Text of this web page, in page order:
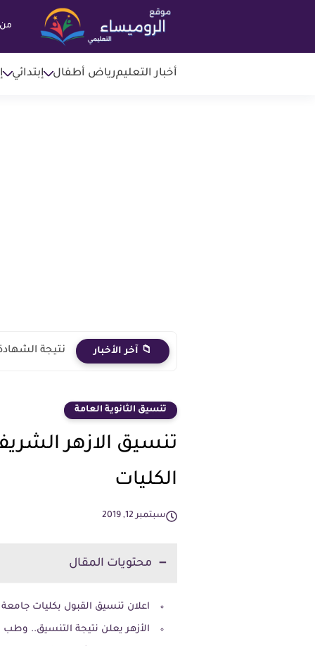
أخبار التعليمرياض أطفال إبتدائي
📁 آخر الأخبار نتيجة الشهادة الاعدادية 2026 الترم
تنسيق الثانوية العامة
الكليات
سبتمبر 12, 2019
محتويات المقال
اعلان تنسيق القبول بكليات جامعة
الأزهر يعلن نتيجة التنسيق.. وطب القاهرة